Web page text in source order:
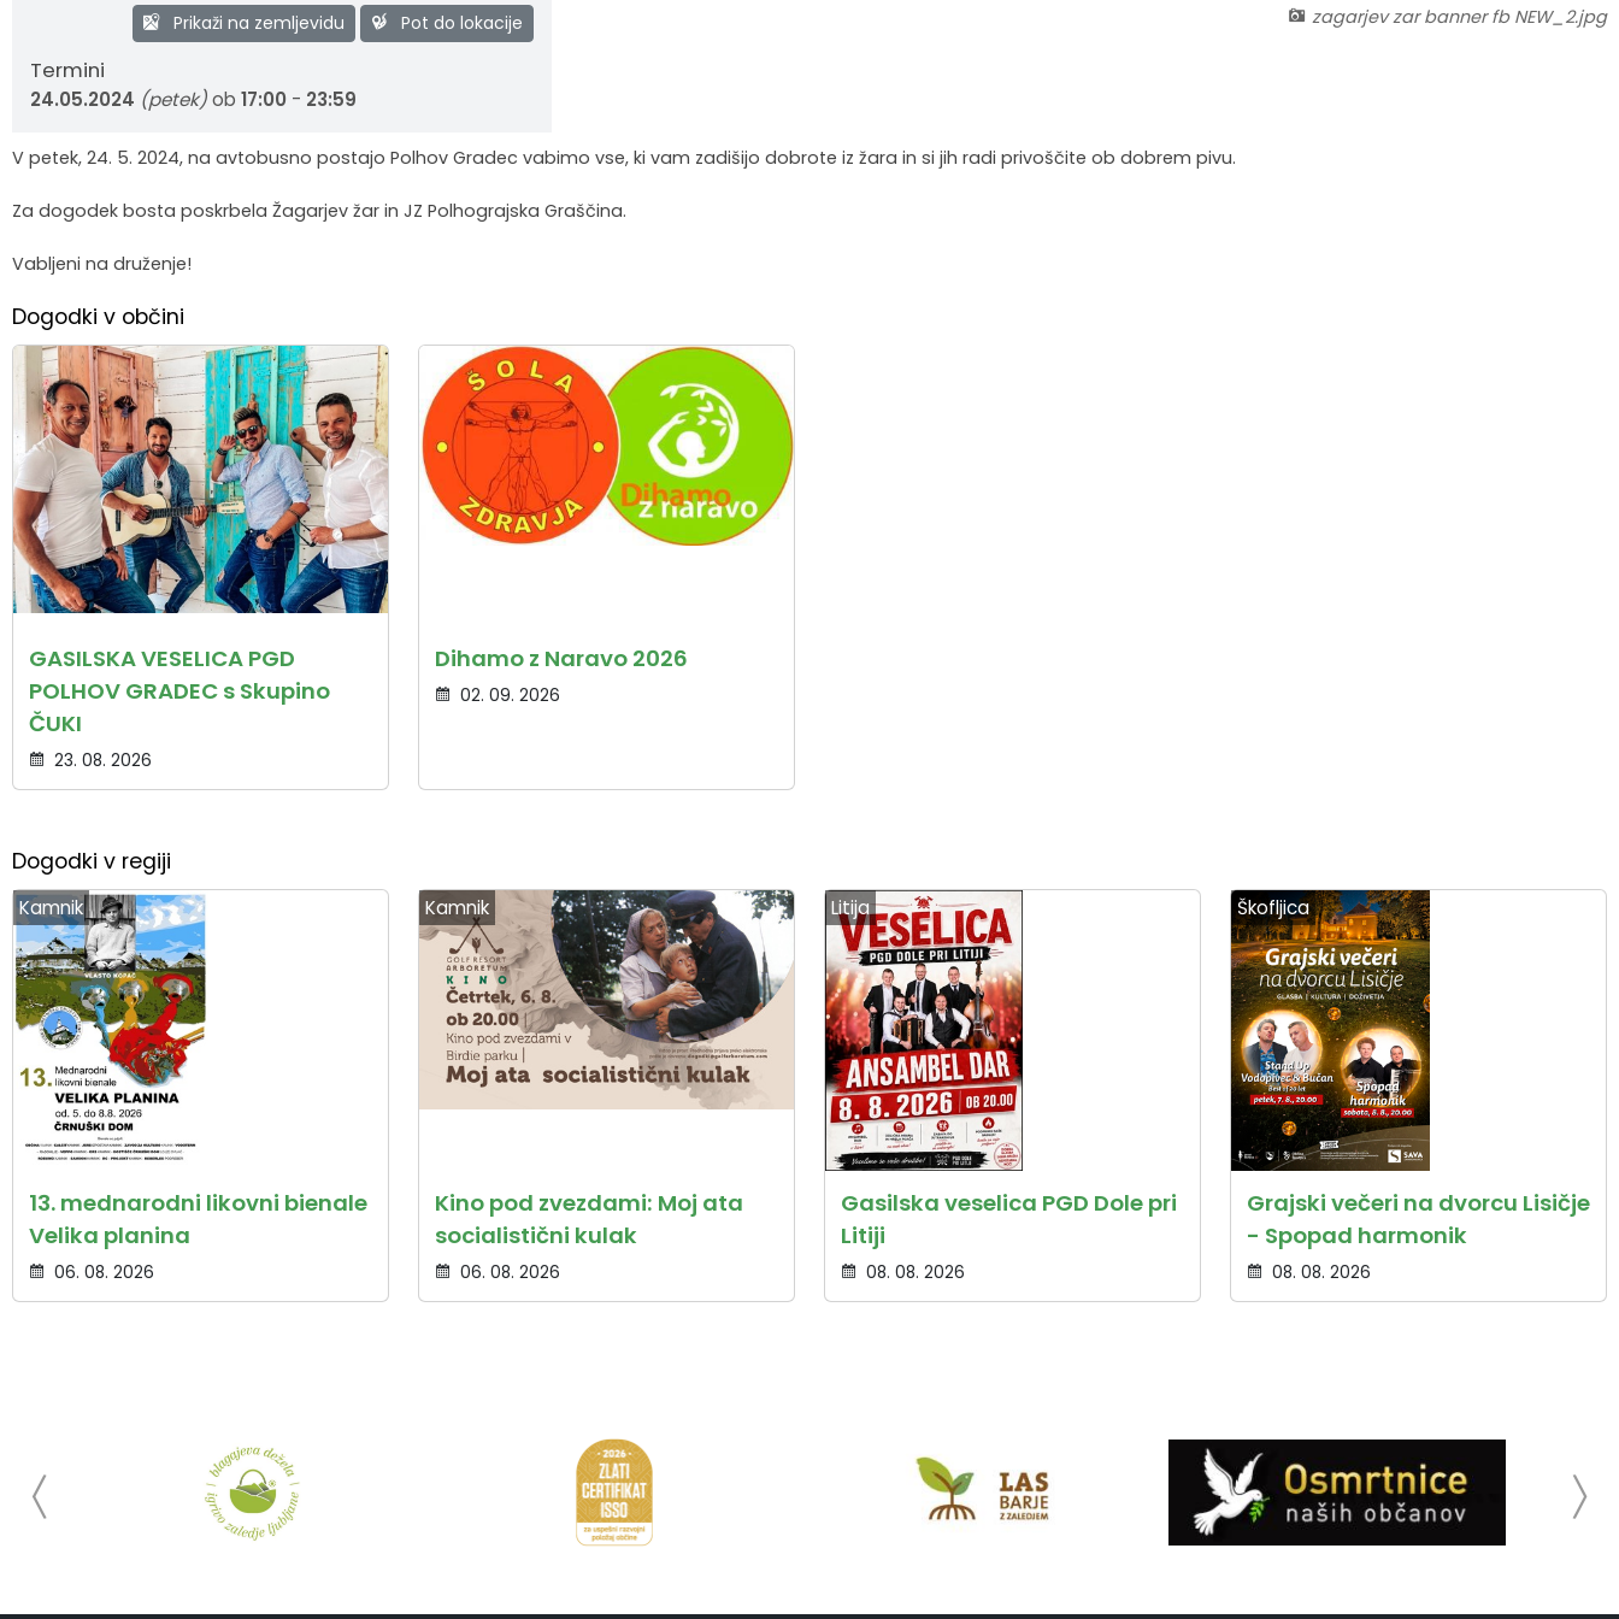
zagarjev zar banner fb NEW_2.jpg
Prikaži na zemljevidu Pot do lokacije
Termini
24.05.2024 (petek)ob 17:00 - 23:59
V petek, 24. 5. 2024, na avtobusno postajo Polhov Gradec vabimo vse, ki vam zadišijo dobrote iz žara in si jih radi privoščite ob dobrem pivu.
Za dogodek bosta poskrbela Žagarjev žar in JZ Polhograjska Graščina.
Vabljeni na druženje!
Dogodki v občini
GASILSKA VESELICA PGD
POLHOV GRADEC s Skupino
ČUKI
23. 08. 2026
Dihamo z Naravo 2026
02. 09. 2026
Dogodki v regiji
Kamnik
13. mednarodni likovni bienale
Velika planina
06. 08. 2026
Kamnik
Kino pod zvezdami: Moj ata
socialistični kulak
06. 08. 2026
Litija
Gasilska veselica PGD Dole pri
Litiji
08. 08. 2026
Škofljica
Grajski večeri na dvorcu Lisičje
- Spopad harmonik
08. 08. 2026
Krajevne skupnosti
Gasilstvo in civilna zaščita
Občinski nagrajenci
Strateški dokumenti
Javni zavod Polhograjska graščina
Turistična taksa
Vprašajte občino
Predlagajte občini
Oskrba najdenih živali
Letovanje za starejše
Organizacije s področja socialnega varstva
Portal eUprava
Zasebni vrtci in varuhi predšolskih otrok
Merilniki hitrosti
Lokalni ponudniki hrane in izdelkov
Trajnostni razvoj turizma
Župnije
Osmrtnice
Cenik storitev
Režijski obrat
JP VOKA SNAGA